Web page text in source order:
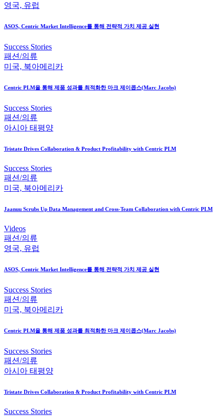
영국, 유럽
ASOS, Centric Market Intelligence를 통해 전략적 가치 제공 실현
Success Stories
패션/의류
미국, 북아메리카
Centric PLM을 통해 제품 성과를 최적화한 마크 제이콥스(Marc Jacobs)
Success Stories
패션/의류
아시아 태평양
Tristate Drives Collaboration & Product Profitability with Centric PLM
Success Stories
패션/의류
미국, 북아메리카
Jaanuu Scrubs Up Data Management and Cross-Team Collaboration with Centric PLM
Videos
패션/의류
영국, 유럽
ASOS, Centric Market Intelligence를 통해 전략적 가치 제공 실현
Success Stories
패션/의류
미국, 북아메리카
Centric PLM을 통해 제품 성과를 최적화한 마크 제이콥스(Marc Jacobs)
Success Stories
패션/의류
아시아 태평양
Tristate Drives Collaboration & Product Profitability with Centric PLM
Success Stories